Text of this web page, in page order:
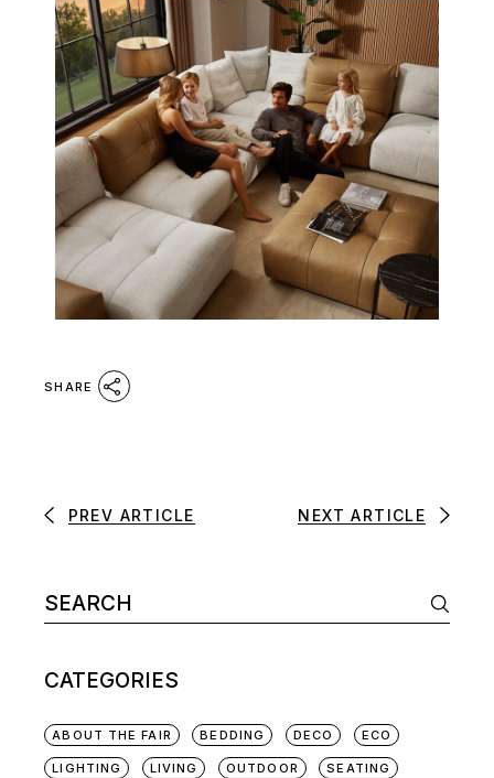
SHARE
PREV ARTICLE NEXT ARTICLE
CATEGORIES
ABOUT THE FAIR BEDDING DECO ECO
LIGHTING LIVING OUTDOOR SEATING